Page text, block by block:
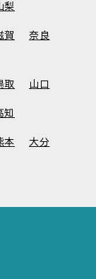
梨
賀
奈良
取 山口
知
本
大分